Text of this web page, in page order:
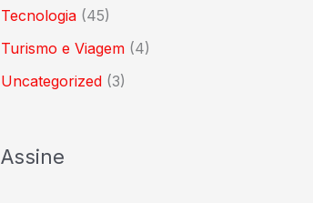
Tecnologia(45)
Turismo e Viagem(4)
Uncategorized(3)
Assine